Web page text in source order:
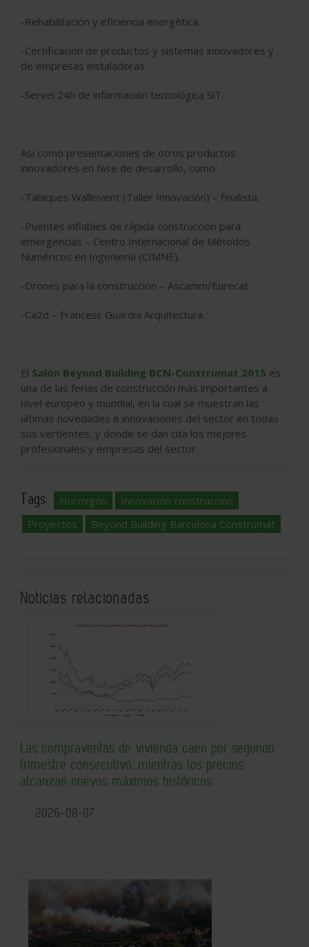
-Rehabilitación y eficiencia energética.
-Certificación de productos y sistemas innovadores y
de empresas instaladoras.
-Servei 24h de información tecnológica SiT.
Así como presentaciones de otros productos
innovadores en fase de desarrollo, como:
-Tabiques Wallinvent (Taller Innovación) – finalista.
-Puentes inflables de rápida construcción para
emergencias – Centro Internacional de Métodos
Numéricos en Ingeniería (CIMNE).
-Drones para la construcción – Ascamm/Eurecat.
-Ca2d – Francesc Guardia Arquitectura.
El Salón Beyond Building BCN-Construmat 2015 es
una de las ferias de construcción más importantes a
nivel europeo y mundial, en la cual se muestran las
últimas novedades e innovaciones del sector en todas
sus vertientes, y donde se dan cita los mejores
profesionales y empresas del sector.
Tags: Hormigón
Innovación construcción
Proyectos
Beyond Building Barcelona Construmat
Noticias relacionadas
Las compraventas de vivienda caen por segundo
trimestre consecutivo, mientras los precios
alcanzan nuevos máximos históricos
2026-08-07